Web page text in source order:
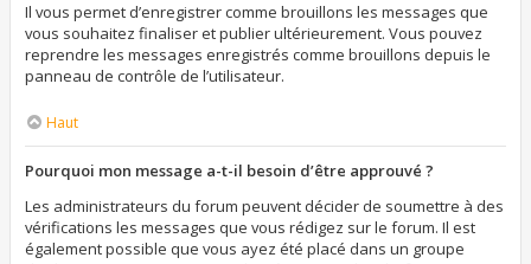
Il vous permet d’enregistrer comme brouillons les messages que
vous souhaitez finaliser et publier ultérieurement. Vous pouvez
reprendre les messages enregistrés comme brouillons depuis le
panneau de contrôle de l’utilisateur.
Haut
Pourquoi mon message a-t-il besoin d’être approuvé ?
Les administrateurs du forum peuvent décider de soumettre à des
vérifications les messages que vous rédigez sur le forum. Il est
également possible que vous ayez été placé dans un groupe